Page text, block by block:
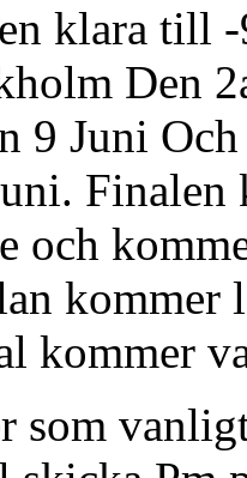
klara till
Den
9 Juni
och
kommer
kommer
som